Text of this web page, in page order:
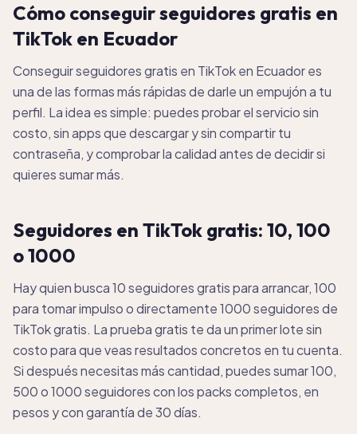
Cómo conseguir seguidores gratis en
TikTok en Ecuador
Conseguir seguidores gratis en TikTok en Ecuador es
una de las formas más rápidas de darle un empujón a tu
perfil. La idea es simple: puedes probar el servicio sin
costo, sin apps que descargar y sin compartir tu
contraseña, y comprobar la calidad antes de decidir si
quieres sumar más.
Seguidores en TikTok gratis: 10, 100
o 1000
Hay quien busca 10 seguidores gratis para arrancar, 100
para tomar impulso o directamente 1000 seguidores de
TikTok gratis. La prueba gratis te da un primer lote sin
costo para que veas resultados concretos en tu cuenta.
Si después necesitas más cantidad, puedes sumar 100,
500 o 1000 seguidores con los packs completos, en
pesos y con garantía de 30 días.